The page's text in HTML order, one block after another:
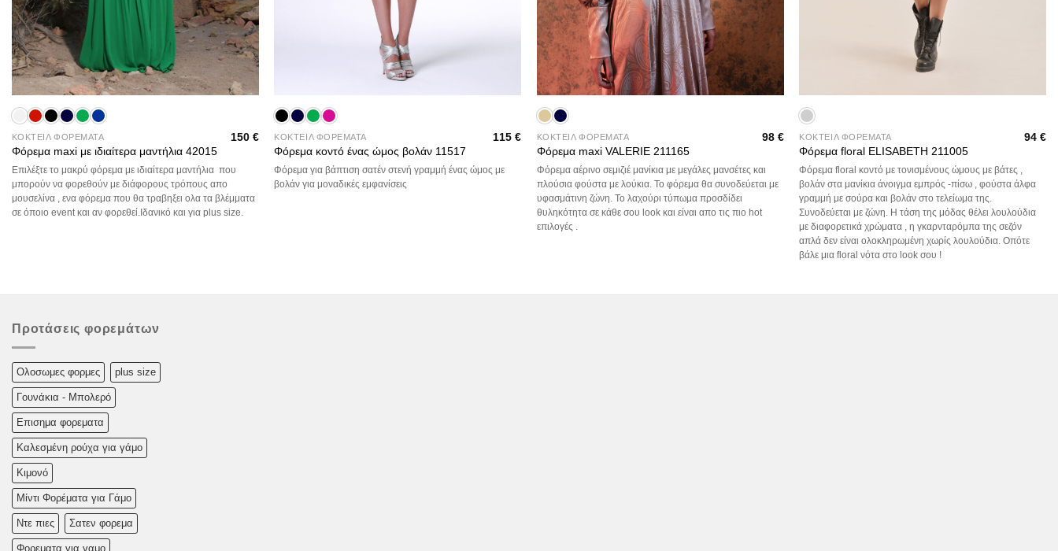
+
ΚΟΚΤΕΙΛ ΦΟΡΕΜΑΤΑ
Φόρεμα maxi με ιδιαίτερα μαντήλια 42015
150 €
Επιλέξτε το μακρύ φόρεμα με ιδιαίτερα μαντήλια που
μπορούν να φορεθούν με διάφορους τρόπους απο
μουσελίνα , ενα φόρεμα που θα τραβηξει ολα τα βλέμματα
σε όποιο event και αν φορεθεί.Ιδανικό και για plus size.
ΚΟΚΤΕΙΛ ΦΟΡΕΜΑΤΑ
Φόρεμα κοντό ένας ώμος βολάν 11517
115€
Φόρεμα για βάπτιση σατέν στενή γραμμή ένας ώμος με
βολάν για μοναδικές εμφανίσεις
+
ΚΟΚΤΕΙΛ ΦΟΡΕΜΑΤΑ
Φόρεμα maxi VALERIE 211165
98 €
Φόρεμα αέρινο σεμιζιέ μανίκια με μεγάλες μανσέτες και
πλούσια φούστα με λούκια. Το φόρεμα θα συνοδεύεται με
υφασμάτινη ζώνη. Το λαχούρι τύπωμα προσδίδει
θυληκότητα σε κάθε σου look και είναι απο τις πιο hot
επιλογές .
ΚΟΚΤΕΙΛ ΦΟΡΕΜΑΤΑ
Φόρεμα floral ELISABETH 211005
94€
Φόρεμα floral κοντό με τονισμένους ώμους με βάτες ,
βολάν στα μανίκια άνοιγμα εμπρός -πίσω , φούστα άλφα
γραμμή με σούρα και βολάν στο τελείωμα της.
Συνοδεύεται με ζώνη. Η τάση της μόδας θέλει λουλούδια
με διαφορετικά χρώματα , η γκαρνταρόμπα της σεζόν
απλά δεν είναι ολοκληρωμένη χωρίς λουλούδια. Οπότε
βάλε μια floral νότα στο look σου !
Προτάσεις φορεμάτων
Oλoσωμες φoρμες plus size
Γουνάκια - Μπολερό
Επισημα φορεματα
Καλεσμένη ρούχα για γάμο
Κιμονό
Μίντι Φορέματα για Γάμο
Ντε πιες Σατεν φορεμα
Φορεματα για γαμο